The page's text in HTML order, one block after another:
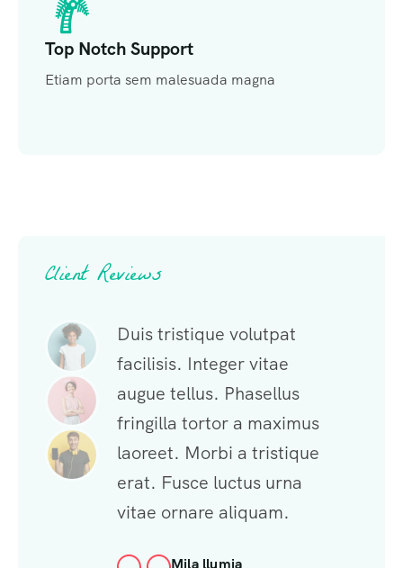
Top Notch Support
Etiam porta sem malesuada magna
Client Reviews
Duis tristique volutpat
facilisis. Integer vitae
augue tellus. Phasellus
fringilla tortor a maximus
laoreet. Morbi a tristique
erat. Fusce luctus urna
vitae ornare aliquam.
Mila llumia